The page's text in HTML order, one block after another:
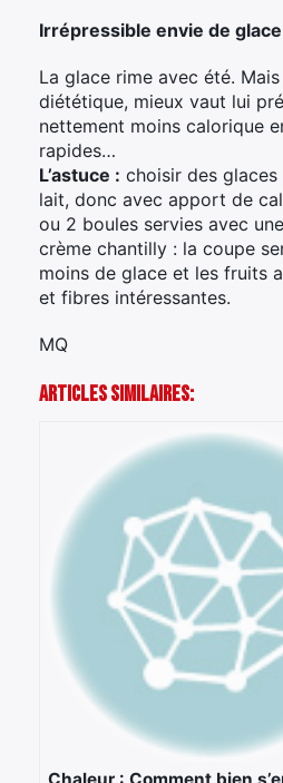
Irrépressible envie de
La glace rime avec été.
diététique, mieux vaut lui
nettement moins calorique
rapides…
L’astuce : choisir des
lait, donc avec apport de
ou 2 boules servies avec
crème chantilly : la coupe
moins de glace et les fruits
et fibres intéressantes.
MQ
Articles Similaires: